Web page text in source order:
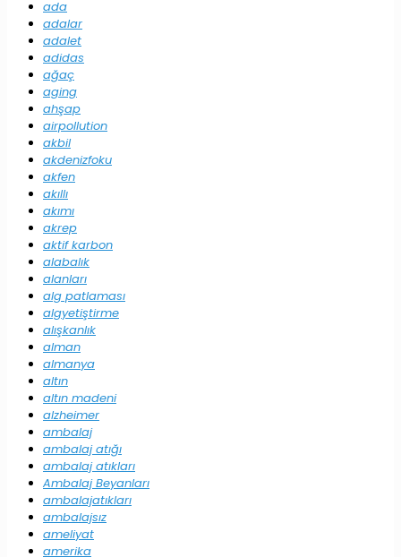
ada
adalar
adalet
adidas
ağaç
aging
ahşap
airpollution
akbil
akdenizfoku
akfen
akıllı
akımı
akrep
aktif karbon
alabalık
alanları
alg patlaması
algyetiştirme
alışkanlık
alman
almanya
altın
altın madeni
alzheimer
ambalaj
ambalaj atığı
ambalaj atıkları
Ambalaj Beyanları
ambalajatıkları
ambalajsız
ameliyat
amerika